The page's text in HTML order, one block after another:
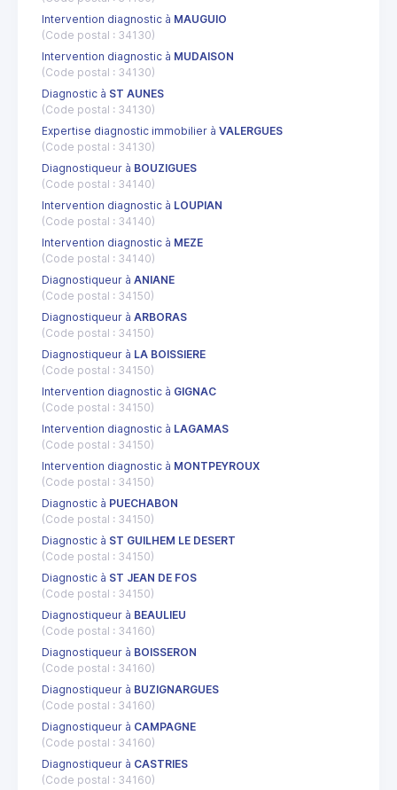
Intervention diagnostic à MAUGUIO
(Code postal : 34130)
Intervention diagnostic à MUDAISON
(Code postal : 34130)
Diagnostic à ST AUNES
(Code postal : 34130)
Expertise diagnostic immobilier à VALERGUES
(Code postal : 34130)
Diagnostiqueur à BOUZIGUES
(Code postal : 34140)
Intervention diagnostic à LOUPIAN
(Code postal : 34140)
Intervention diagnostic à MEZE
(Code postal : 34140)
Diagnostiqueur à ANIANE
(Code postal : 34150)
Diagnostiqueur à ARBORAS
(Code postal : 34150)
Diagnostiqueur à LA BOISSIERE
(Code postal : 34150)
Intervention diagnostic à GIGNAC
(Code postal : 34150)
Intervention diagnostic à LAGAMAS
(Code postal : 34150)
Intervention diagnostic à MONTPEYROUX
(Code postal : 34150)
Diagnostic à PUECHABON
(Code postal : 34150)
Diagnostic à ST GUILHEM LE DESERT
(Code postal : 34150)
Diagnostic à ST JEAN DE FOS
(Code postal : 34150)
Diagnostiqueur à BEAULIEU
(Code postal : 34160)
Diagnostiqueur à BOISSERON
(Code postal : 34160)
Diagnostiqueur à BUZIGNARGUES
(Code postal : 34160)
Diagnostiqueur à CAMPAGNE
(Code postal : 34160)
Diagnostiqueur à CASTRIES
(Code postal : 34160)